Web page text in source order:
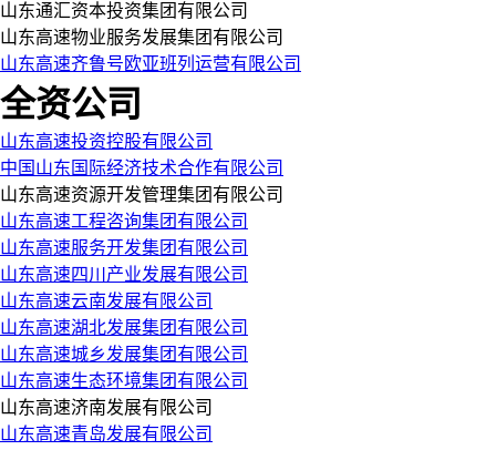
山东通汇资本投资集团有限公司
山东高速物业服务发展集团有限公司
山东高速齐鲁号欧亚班列运营有限公司
全资公司
山东高速投资控股有限公司
中国山东国际经济技术合作有限公司
山东高速资源开发管理集团有限公司
山东高速工程咨询集团有限公司
山东高速服务开发集团有限公司
山东高速四川产业发展有限公司
山东高速云南发展有限公司
山东高速湖北发展集团有限公司
山东高速城乡发展集团有限公司
山东高速生态环境集团有限公司
山东高速济南发展有限公司
山东高速青岛发展有限公司